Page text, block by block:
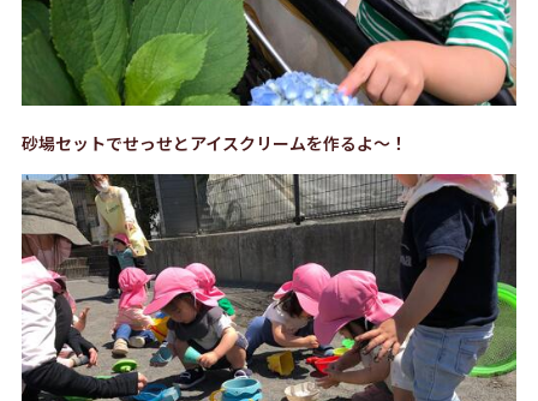
砂場セットでせっせとアイスクリームを作るよ～！